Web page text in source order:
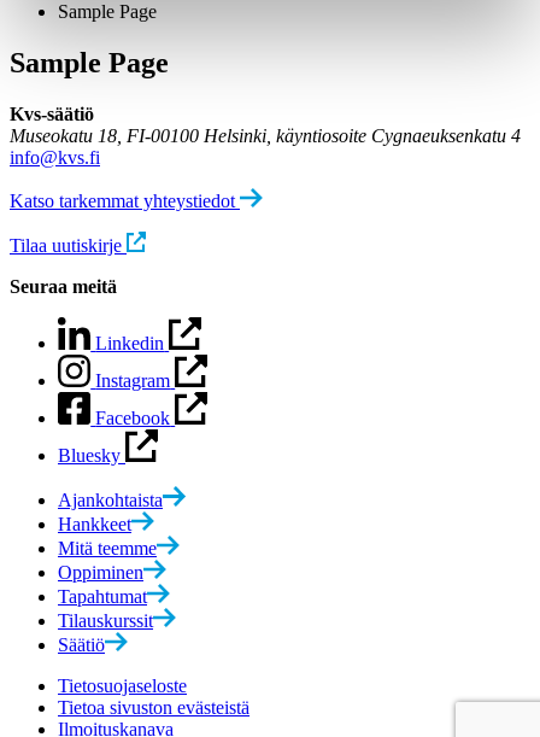
Sample Page
Sample Page
Kvs-säätiö
Museokatu 18, FI-00100 Helsinki, käyntiosoite Cygnaeuksenkatu 4
info@kvs.fi
Katso tarkemmat yhteystiedot
Tilaa uutiskirje
Seuraa meitä
Linkedin
Instagram
Facebook
Bluesky
Ajankohtaista
Hankkeet
Mitä teemme
Oppiminen
Tapahtumat
Tilauskurssit
Säätiö
Tietosuojaseloste
Tietoa sivuston evästeistä
Ilmoituskanava